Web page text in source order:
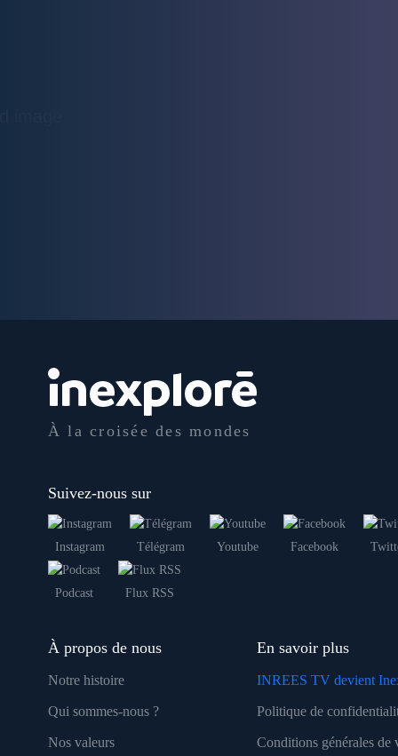
À la croisée des mondes
Suivez-nous sur
Instagram Télégram Youtube Facebook
Podcast Flux RSS
À propos de nous
Notre histoire
Qui sommes-nous ?
Nos valeurs
En savoir plus
INREES TV devient
Politique de
Conditions générales de